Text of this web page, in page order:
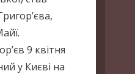
9 квітня
у Києві на